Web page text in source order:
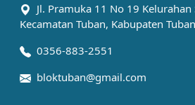
Jl. Pramuka 11 No 19 Kelurahan
Kecamatan Tuban, Kabupaten Tuban
0356-883-2551
bloktuban@gmail.com